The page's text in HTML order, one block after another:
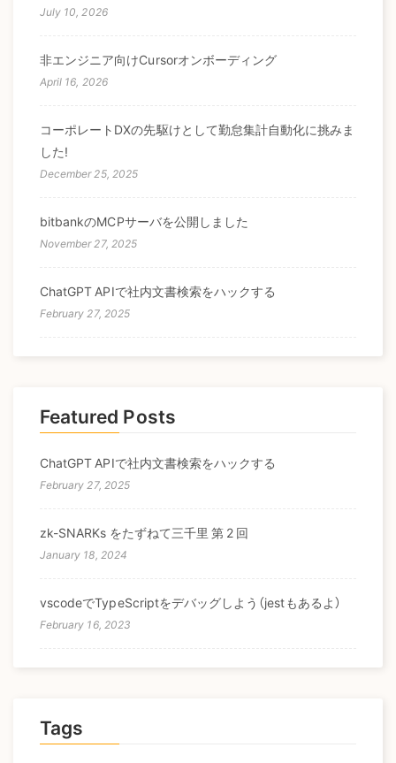
July 10, 2026
非エンジニア向けCursorオンボーディング
April 16, 2026
コーポレートDXの先駆けとして勤怠集計自動化に挑みま
した!
December 25, 2025
bitbankのMCPサーバを公開しました
November 27, 2025
ChatGPT APIで社内文書検索をハックする
February 27, 2025
Featured Posts
ChatGPT APIで社内文書検索をハックする
February 27, 2025
zk-SNARKs をたずねて三千里 第 2 回
January 18, 2024
vscodeでTypeScriptをデバッグしよう（jestもあるよ）
February 16, 2023
Tags